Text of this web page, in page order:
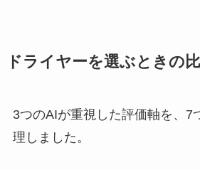
ドライヤーを選ぶときの
3つのAIが重視した評価軸を、7
理しました。